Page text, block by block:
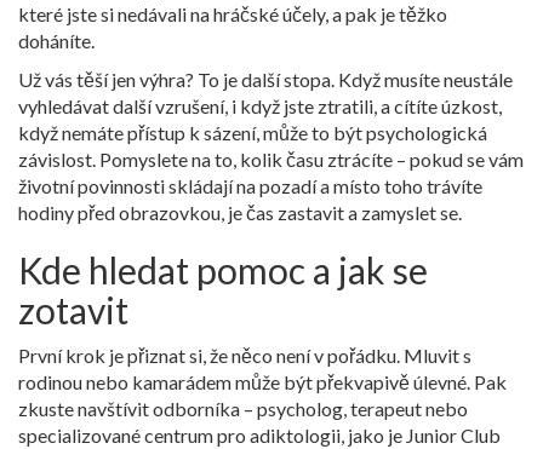
které jste si nedávali na hráčské účely, a pak je těžko
doháníte.
Už vás těší jen výhra? To je další stopa. Když musíte neustále
vyhledávat další vzrušení, i když jste ztratili, a cítíte úzkost,
když nemáte přístup k sázení, může to být psychologická
závislost. Pomyslete na to, kolik času ztrácíte – pokud se vám
životní povinnosti skládají na pozadí a místo toho trávíte
hodiny před obrazovkou, je čas zastavit a zamyslet se.
Kde hledat pomoc a jak se
zotavit
První krok je přiznat si, že něco není v pořádku. Mluvit s
rodinou nebo kamarádem může být překvapivě úlevné. Pak
zkuste navštívit odborníka – psycholog, terapeut nebo
specializované centrum pro adiktologii, jako je Junior Club